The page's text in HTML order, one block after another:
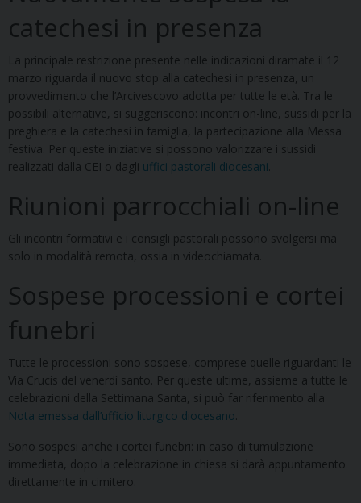
catechesi in presenza
La principale restrizione presente nelle indicazioni diramate il 12
marzo riguarda il nuovo stop alla catechesi in presenza, un
provvedimento che l’Arcivescovo adotta per tutte le età. Tra le
possibili alternative, si suggeriscono: incontri on-line, sussidi per la
preghiera e la catechesi in famiglia, la partecipazione alla Messa
festiva. Per queste iniziative si possono valorizzare i sussidi
realizzati dalla CEI o dagli uffici pastorali diocesani
Riunioni parrocchiali on-line
Gli incontri formativi e i consigli pastorali possono svolgersi ma
solo in modalità remota, ossia in videochiamata.
Sospese processioni e cortei
funebri
Tutte le processioni sono sospese, comprese quelle riguardanti le
Via Crucis del venerdì santo. Per queste ultime, assieme a tutte le
celebrazioni della Settimana Santa, si può far riferimento alla
Nota emessa dall’ufficio liturgico diocesano
Sono sospesi anche i cortei funebri: in caso di tumulazione
immediata, dopo la celebrazione in chiesa si darà appuntamento
direttamente in cimitero.